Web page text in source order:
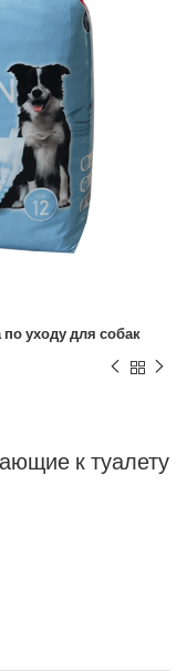
уходу для собак
к туалету